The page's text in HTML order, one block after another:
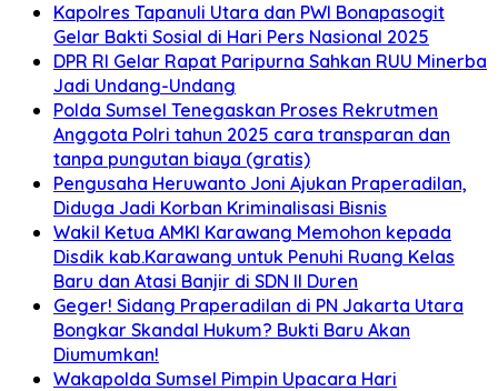
Kapolres Tapanuli Utara dan PWI Bonapasogit
Gelar Bakti Sosial di Hari Pers Nasional 2025
DPR RI Gelar Rapat Paripurna Sahkan RUU Minerba
Jadi Undang-Undang
Polda Sumsel Tenegaskan Proses Rekrutmen
Anggota Polri tahun 2025 cara transparan dan
tanpa pungutan biaya (gratis)
Pengusaha Heruwanto Joni Ajukan Praperadilan,
Diduga Jadi Korban Kriminalisasi Bisnis
Wakil Ketua AMKI Karawang Memohon kepada
Disdik kab.Karawang untuk Penuhi Ruang Kelas
Baru dan Atasi Banjir di SDN II Duren
Geger! Sidang Praperadilan di PN Jakarta Utara
Bongkar Skandal Hukum? Bukti Baru Akan
Diumumkan!
Wakapolda Sumsel Pimpin Upacara Hari